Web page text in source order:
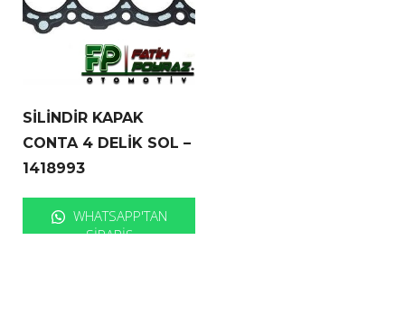
SİLİNDİR KAPAK
CONTA 4 DELİK SOL –
1418993
WHATSAPP'TAN
SIPARIŞ